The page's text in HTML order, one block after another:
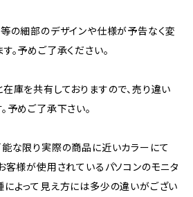
の細部のデザインや仕様が予告なく変
。予めご了承ください。
庫を共有しておりますので、売り違い
予めご了承下さい。
な限り実際の商品に近いカラーにて
客様が使用されているパソコンのモニタ
よって見え方には多少の違いがござい